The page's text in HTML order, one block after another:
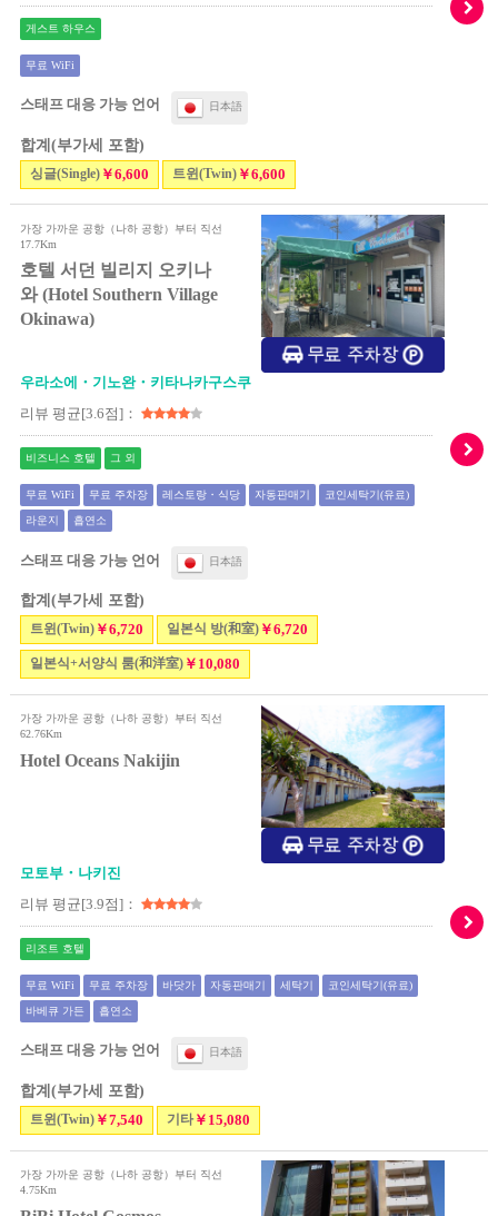
게스트 하우스
무료 WiFi
스태프 대응 가능 언어 日本語
합계(부가세 포함)
싱글(Single)￥6,600 트윈(Twin)￥6,600
가장 가까운 공항（나하 공항）부터 직선
17.7Km
호텔 서던 빌리지 오키나
와 (Hotel Southern Village
Okinawa)
우라소에・기노완・키타나카구스쿠
리뷰 평균[3.6점]：
비즈니스 호텔 그 외
무료 WiFi 무료 주차장 레스토랑・식당 자동판매기 코인세탁기(유료)
라운지 흡연소
스태프 대응 가능 언어 日本語
합계(부가세 포함)
트윈(Twin)￥6,720 일본식 방(和室)￥6,720
일본식+서양식 룸(和洋室)￥10,080
가장 가까운 공항（나하 공항）부터 직선
62.76Km
Hotel Oceans Nakijin
모토부・나키진
리뷰 평균[3.9점]：
리조트 호텔
무료 WiFi 무료 주차장 바닷가 자동판매기 세탁기 코인세탁기(유료)
바베큐 가든 흡연소
스태프 대응 가능 언어 日本語
합계(부가세 포함)
트윈(Twin)￥7,540 기타￥15,080
가장 가까운 공항（나하 공항）부터 직선
4.75Km